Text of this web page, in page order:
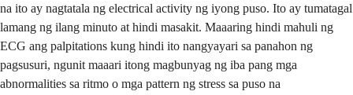
na ito ay nagtatala ng electrical activity ng iyong puso. Ito ay tumatagal
lamang ng ilang minuto at hindi masakit. Maaaring hindi mahuli ng
ECG ang palpitations kung hindi ito nangyayari sa panahon ng
pagsusuri, ngunit maaari itong magbunyag ng iba pang mga
abnormalities sa ritmo o mga pattern ng stress sa puso na